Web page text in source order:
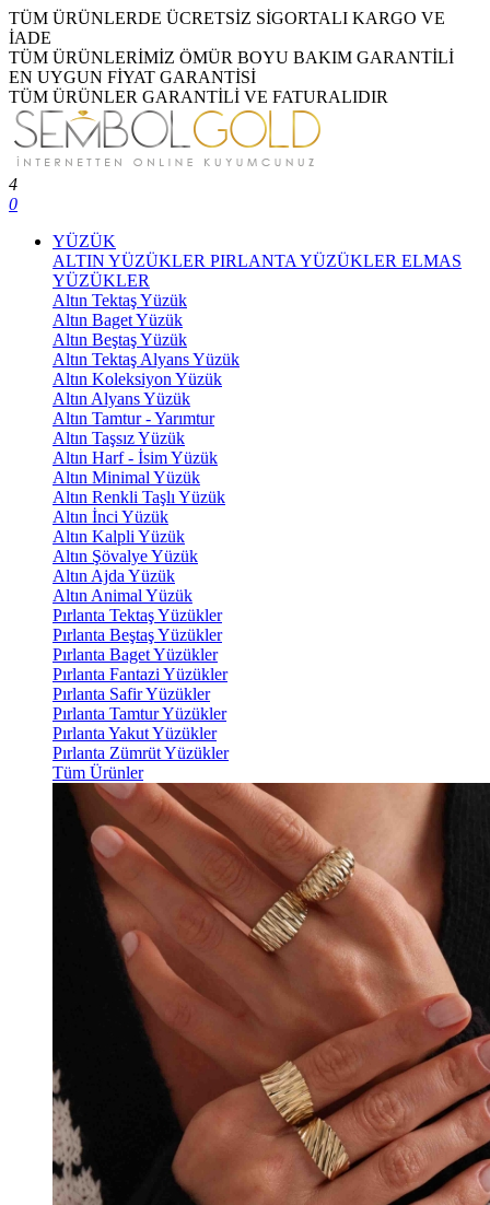
TÜM ÜRÜNLERDE ÜCRETSİZ SİGORTALI KARGO VE
İADE
TÜM ÜRÜNLERİMİZ ÖMÜR BOYU BAKIM GARANTİLİ
EN UYGUN FİYAT GARANTİSİ
TÜM ÜRÜNLER GARANTİLİ VE FATURALIDIR
4
0
YÜZÜK
ALTIN YÜZÜKLER PIRLANTA YÜZÜKLER ELMAS
YÜZÜKLER
Altın Tektaş Yüzük
Altın Baget Yüzük
Altın Beştaş Yüzük
Altın Tektaş Alyans Yüzük
Altın Koleksiyon Yüzük
Altın Alyans Yüzük
Altın Tamtur - Yarımtur
Altın Taşsız Yüzük
Altın Harf - İsim Yüzük
Altın Minimal Yüzük
Altın Renkli Taşlı Yüzük
Altın İnci Yüzük
Altın Kalpli Yüzük
Altın Şövalye Yüzük
Altın Ajda Yüzük
Altın Animal Yüzük
Pırlanta Tektaş Yüzükler
Pırlanta Beştaş Yüzükler
Pırlanta Baget Yüzükler
Pırlanta Fantazi Yüzükler
Pırlanta Safir Yüzükler
Pırlanta Tamtur Yüzükler
Pırlanta Yakut Yüzükler
Pırlanta Zümrüt Yüzükler
Tüm Ürünler